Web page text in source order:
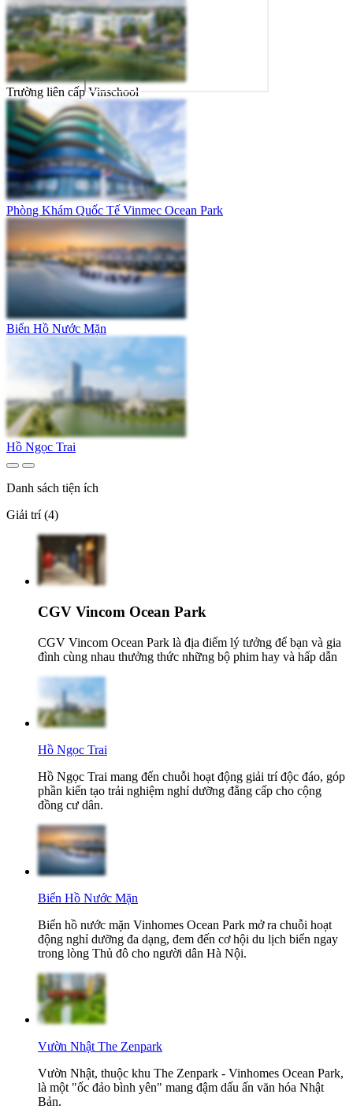
Trường liên cấp Vinschool
Phòng Khám Quốc Tế Vinmec Ocean Park
Biển Hồ Nước Mặn
Hồ Ngọc Trai
Danh sách tiện ích
Giải trí (4)
CGV Vincom Ocean Park
CGV Vincom Ocean Park là địa điểm lý tưởng để bạn và gia
đình cùng nhau thưởng thức những bộ phim hay và hấp dẫn
Hồ Ngọc Trai
Hồ Ngọc Trai mang đến chuỗi hoạt động giải trí độc đáo, góp
phần kiến tạo trải nghiệm nghỉ dưỡng đẳng cấp cho cộng
đồng cư dân.
Biển Hồ Nước Mặn
Biển hồ nước mặn Vinhomes Ocean Park mở ra chuỗi hoạt
động nghỉ dưỡng đa dạng, đem đến cơ hội du lịch biển ngay
trong lòng Thủ đô cho người dân Hà Nội.
Vườn Nhật The Zenpark
Vườn Nhật, thuộc khu The Zenpark - Vinhomes Ocean Park,
là một "ốc đảo bình yên" mang đậm dấu ấn văn hóa Nhật
Bản.